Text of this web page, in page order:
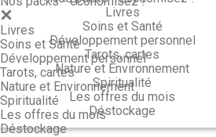
Livres
Soins et Santé
Développement personnel
Tarots, cartes
Nature et Environnement
Spiritualité
Les offres du mois
Déstockage
Livres
Soins et Santé
Développement personnel
Tarots, cartes
Nature et Environnement
Spiritualité
Les offres du mois
Déstockage